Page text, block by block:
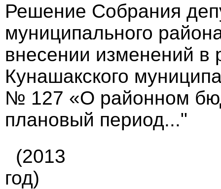
Решение Собрания
муниципального
внесении изменений в
Кунашакского
№ 127 «О районном
плановый период..."
(2013
год)